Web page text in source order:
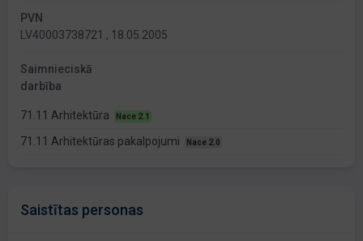
PVN
LV40003738721 , 18.05.2005
Saimnieciskā
darbība
71.11 Arhitektūra Nace 2.1
71.11 Arhitektūras pakalpojumi Nace 2.0
Saistītas personas